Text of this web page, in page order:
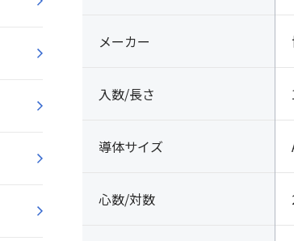
メーカー
入数/長さ
導体サイズ
心数/対数